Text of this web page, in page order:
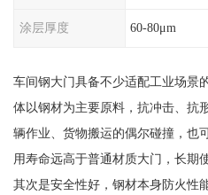
涂层厚度 60-80μm
车间钢大门具备不少适配工业场景
体以钢材为主要原料，抗冲击、抗
辆作业、货物搬运的偶尔碰撞，也
用寿命远高于普通材质大门，长期
其次是安全性好，钢材本身防火性